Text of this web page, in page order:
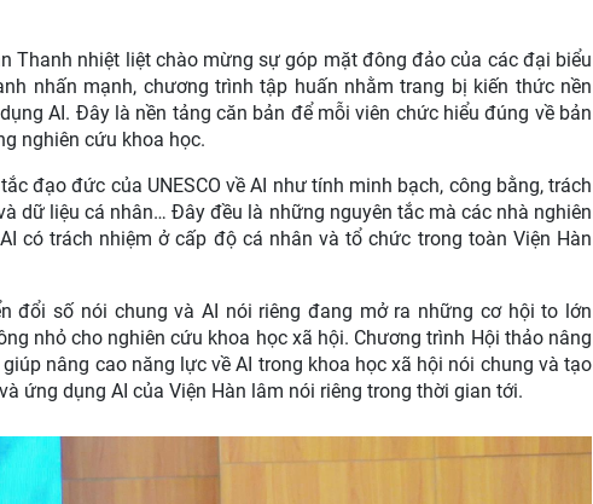
Thanh nhiệt liệt chào mừng sự góp mặt đông đảo của các đại biểu
nhấn mạnh, chương trình tập huấn nhằm trang bị kiến thức nền
AI. Đây là nền tảng căn bản để mỗi viên chức hiểu đúng về bản
nghiên cứu khoa học.
đạo đức của UNESCO về AI như tính minh bạch, công bằng, trách
dữ liệu cá nhân… Đây đều là những nguyên tắc mà các nhà nghiên
có trách nhiệm ở cấp độ cá nhân và tổ chức trong toàn Viện Hàn
đổi số nói chung và AI nói riêng đang mở ra những cơ hội to lớn
nhỏ cho nghiên cứu khoa học xã hội. Chương trình Hội thảo nâng
nâng cao năng lực về AI trong khoa học xã hội nói chung và tạo
ứng dụng AI của Viện Hàn lâm nói riêng trong thời gian tới.